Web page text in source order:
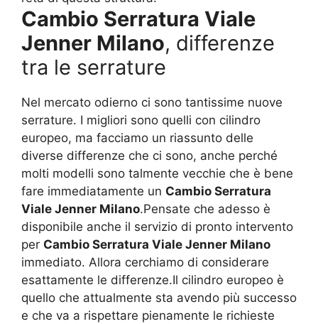
Cambio Serratura Viale
Jenner Milano, differenze
tra le serrature
Nel mercato odierno ci sono tantissime nuove
serrature. I migliori sono quelli con cilindro
europeo, ma facciamo un riassunto delle
diverse differenze che ci sono, anche perché
molti modelli sono talmente vecchie che è bene
fare immediatamente un Cambio Serratura
Viale Jenner Milano.Pensate che adesso è
disponibile anche il servizio di pronto intervento
per Cambio Serratura Viale Jenner Milano
immediato. Allora cerchiamo di considerare
esattamente le differenze.Il cilindro europeo è
quello che attualmente sta avendo più successo
e che va a rispettare pienamente le richieste